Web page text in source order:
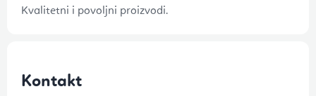
Kvalitetni i povoljni proizvodi.
Kontakt